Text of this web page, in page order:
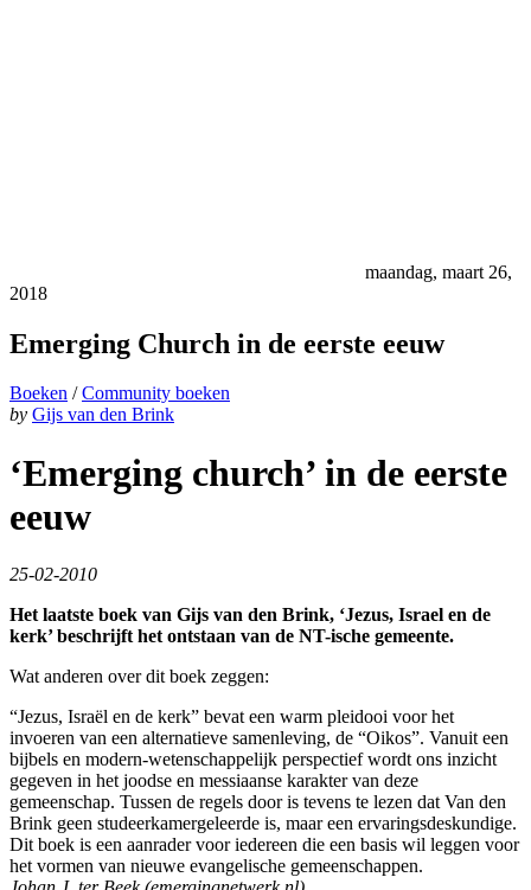
maandag, maart 26,
2018
Emerging Church in de eerste eeuw
Boeken /Community boeken
by Gijs van den Brink
‘Emerging church’ in de eerste
eeuw
25-02-2010
Het laatste boek van Gijs van den Brink, ‘Jezus, Israel en de
kerk’ beschrijft het ontstaan van de NT-ische gemeente.
Wat anderen over dit boek zeggen:
“Jezus, Israël en de kerk” bevat een warm pleidooi voor het
invoeren van een alternatieve samenleving, de “Oikos”. Vanuit een
bijbels en modern-wetenschappelijk perspectief wordt ons inzicht
gegeven in het joodse en messiaanse karakter van deze
gemeenschap. Tussen de regels door is tevens te lezen dat Van den
Brink geen studeerkamergeleerde is, maar een ervaringsdeskundige.
Dit boek is een aanrader voor iedereen die een basis wil leggen voor
het vormen van nieuwe evangelische gemeenschappen.